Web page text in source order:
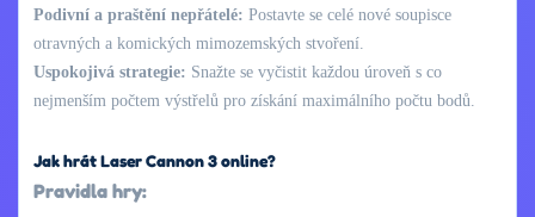
Podivní a praštění nepřátelé: Postavte se celé nové soupisce
otravných a komických mimozemských stvoření.
Uspokojivá strategie: Snažte se vyčistit každou úroveň s co
nejmenším počtem výstřelů pro získání maximálního počtu bodů.
Jak hrát Laser Cannon 3 online?
Pravidla hry: